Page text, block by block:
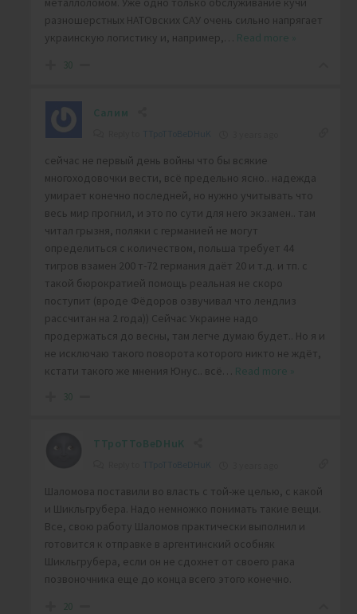
разношерстных НАТОвских САУ очень сильно напрягает
украинскую логистику и, например,
Read more »
30
Салим
сейчас не первый день войны что бы всякие
многоходовочки вести, всё предельно ясно.. надежда
умирает конечно последней, но нужно учитывать что
весь мир прогнил, и это по сути для него экзамен.. там
читал грызня, поляки с германией не могут
определиться с количеством, польша требует 44
тигров взамен 200 т-72 германия даёт 20 и т.д. и тп. с
такой бюрократией помощь реальная не скоро
поступит (вроде Фёдоров озвучивал что лендлиз
рассчитан на 2 года)) Сейчас Украине надо
продержаться до весны, там легче думаю будет.. Но я и
не исключаю такого поворота которого никто не ждёт,
кстати такого же мнения Юнус.. всё
Read more »
30
TTpoTToBeDHuK
Шаломова поставили во власть с той-же целью, с какой
и Шикльгрубера. Надо немножко понимать такие вещи.
Все, свою работу Шаломов практически выполнил и
готовится к отправке в аргентинский особняк
Шикльгрубера, если он не сдохнет от своего рака
позвоночника еще до конца всего этого конечно.
20